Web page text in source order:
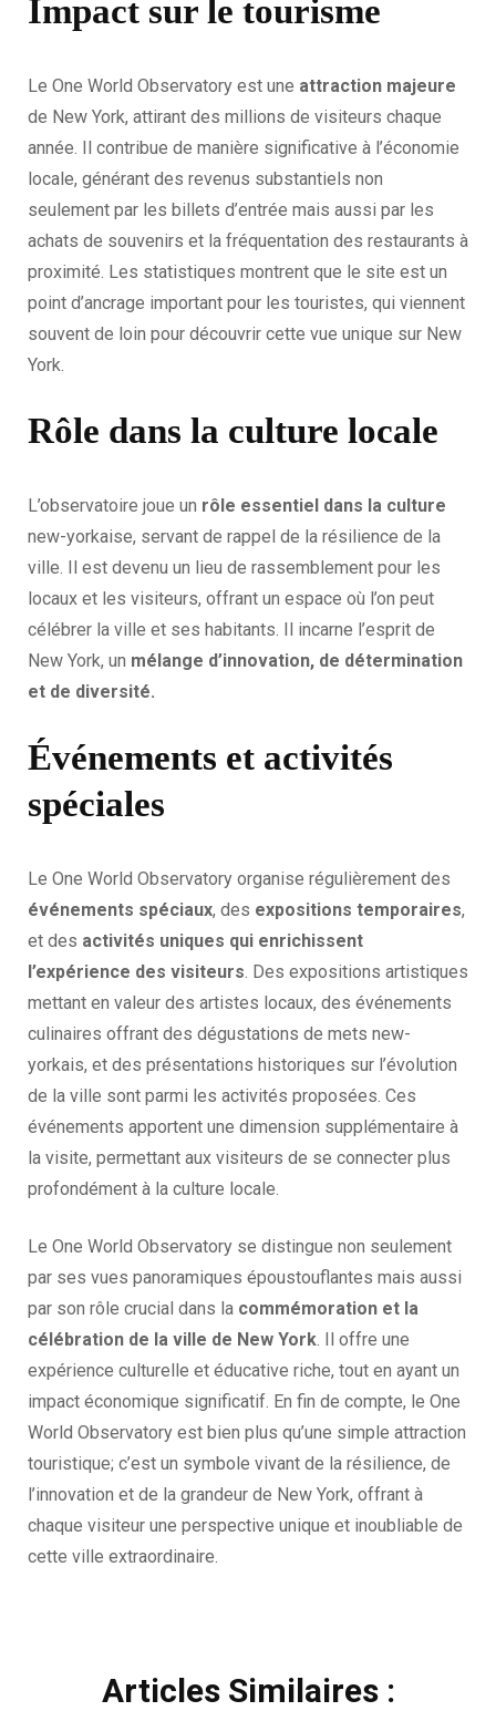
Impact sur le tourisme
Le One World Observatory est une attraction majeure
de New York, attirant des millions de visiteurs chaque
année. Il contribue de manière significative à l’économie
locale, générant des revenus substantiels non
seulement par les billets d’entrée mais aussi par les
achats de souvenirs et la fréquentation des restaurants à
proximité. Les statistiques montrent que le site est un
point d’ancrage important pour les touristes, qui viennent
souvent de loin pour découvrir cette vue unique sur New
York.
Rôle dans la culture locale
L’observatoire joue un rôle essentiel dans la culture
new-yorkaise, servant de rappel de la résilience de la
ville. Il est devenu un lieu de rassemblement pour les
locaux et les visiteurs, offrant un espace où l’on peut
célébrer la ville et ses habitants. Il incarne l’esprit de
New York, un mélange d’innovation, de détermination
et de diversité.
Événements et activités
spéciales
Le One World Observatory organise régulièrement des
événements spéciaux, des expositions temporaires,
et des activités uniques qui enrichissent
l’expérience des visiteurs. Des expositions artistiques
mettant en valeur des artistes locaux, des événements
culinaires offrant des dégustations de mets new-
yorkais, et des présentations historiques sur l’évolution
de la ville sont parmi les activités proposées. Ces
événements apportent une dimension supplémentaire à
la visite, permettant aux visiteurs de se connecter plus
profondément à la culture locale.
Le One World Observatory se distingue non seulement
par ses vues panoramiques époustouflantes mais aussi
par son rôle crucial dans la commémoration et la
célébration de la ville de New York. Il offre une
expérience culturelle et éducative riche, tout en ayant un
impact économique significatif. En fin de compte, le One
World Observatory est bien plus qu’une simple attraction
touristique; c’est un symbole vivant de la résilience, de
l’innovation et de la grandeur de New York, offrant à
chaque visiteur une perspective unique et inoubliable de
cette ville extraordinaire.
NavigationArticles Similaires :